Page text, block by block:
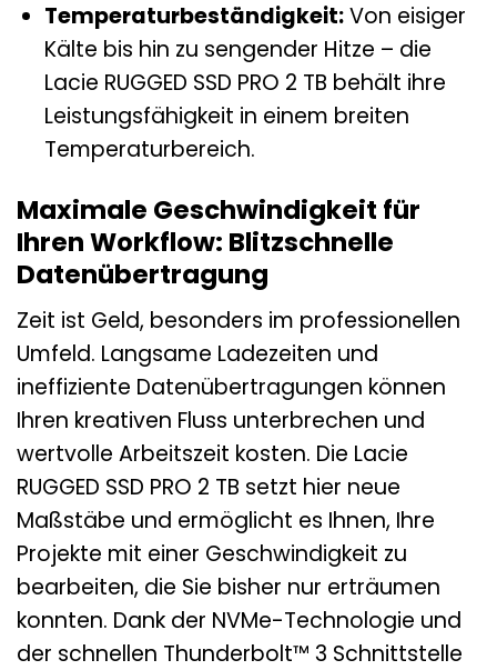
Temperaturbeständigkeit:Von eisiger
Kälte bis hin zu sengender Hitze – die
Lacie RUGGED SSD PRO 2 TB behält ihre
Leistungsfähigkeit in einem breiten
Temperaturbereich.
Maximale Geschwindigkeit für
Ihren Workflow: Blitzschnelle
Datenübertragung
Zeit ist Geld, besonders im professionellen
Umfeld. Langsame Ladezeiten und
ineffiziente Datenübertragungen können
Ihren kreativen Fluss unterbrechen und
wertvolle Arbeitszeit kosten. Die Lacie
RUGGED SSD PRO 2 TB setzt hier neue
Maßstäbe und ermöglicht es Ihnen, Ihre
Projekte mit einer Geschwindigkeit zu
bearbeiten, die Sie bisher nur erträumen
konnten. Dank der NVMe-Technologie und
der schnellen Thunderbolt™ 3 Schnittstelle